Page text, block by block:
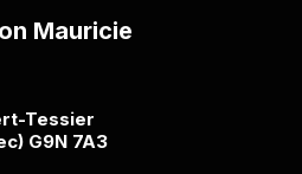
Mauricie
Tessier
G9N 7A3